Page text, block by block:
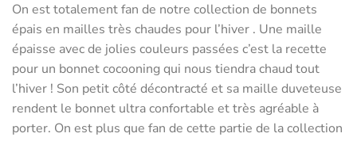
On est totalement fan de notre collection de bonnets
épais en mailles très chaudes pour l’hiver . Une maille
épaisse avec de jolies couleurs passées c’est la recette
pour un bonnet cocooning qui nous tiendra chaud tout
l’hiver ! Son petit côté décontracté et sa maille duveteuse
rendent le bonnet ultra confortable et très agréable à
porter. On est plus que fan de cette partie de la collection